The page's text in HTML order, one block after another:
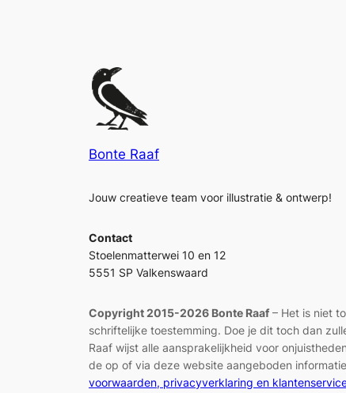
Bonte Raaf
Jouw creatieve team voor illustratie & ontwerp!
Contact
Stoelenmatterwei 10 en 12
5551 SP Valkenswaard
Copyright 2015-2026 Bonte Raaf – Het is niet
schriftelijke toestemming. Doe je dit toch dan
Raaf wijst alle aansprakelijkheid voor
de op of via deze website aangeboden
voorwaarden, privacyverklaring en